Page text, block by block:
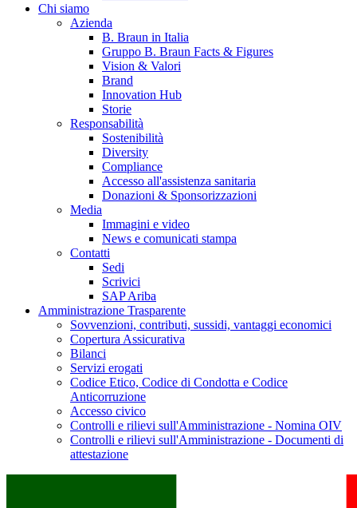
Eccellenza a livello globale.
Chi siamo
Azienda
B. Braun in Italia
Gruppo B. Braun Facts & Figures
Vision & Valori
Brand
Innovation Hub
Storie
Responsabilità
Sostenibilità
Diversity
Compliance
Accesso all'assistenza sanitaria
Donazioni & Sponsorizzazioni
Media
Immagini e video
News e comunicati stampa
Contatti
Sedi
Scrivici
SAP Ariba
Amministrazione Trasparente
Sovvenzioni, contributi, sussidi, vantaggi economici
Copertura Assicurativa
Bilanci
Servizi erogati
Codice Etico, Codice di Condotta e Codice
Anticorruzione
Accesso civico
Controlli e rilievi sull'Amministrazione - Nomina OIV
Controlli e rilievi sull'Amministrazione - Documenti di
attestazione